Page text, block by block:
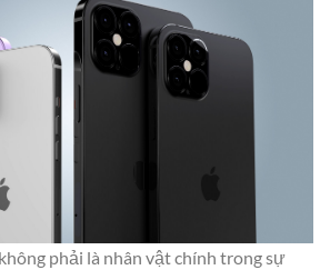
phải là nhân vật chính trong sự